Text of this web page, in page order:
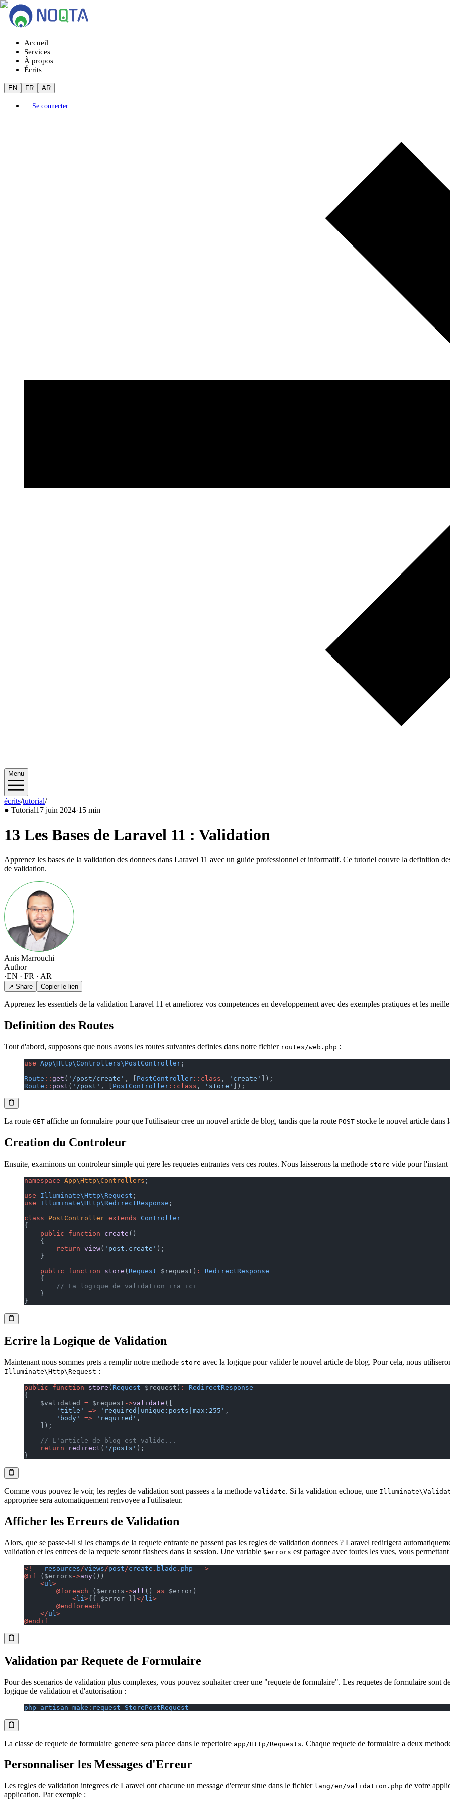
Accueil
Services
À propos
Écrits
EN FR AR
Se connecter
Menu
écrits/tutorial/2024/06
● Tutorial17 juin 2024·15 min
13 Les Bases de Laravel 11 : Validation
Apprenez les bases de la validation des donnees dans Laravel 11 avec un guide professionnel et informatif. Ce tutoriel couvre la definition
de validation.
Anis Marrouchi
Author
·EN · FR · AR
↗ Share Copier le lien
Apprenez les essentiels de la validation Laravel 11 et ameliorez vos competences en developpement avec des exemples pratiques et les
Definition des Routes
Tout d'abord, supposons que nous avons les routes suivantes definies dans notre fichier routes/web.php :
use App\Http\Controllers\PostController ;
Route :: get ( '/post/create' , [ PostController ::class , 'create' ]);
Route :: post ( '/post' , [ PostController ::class , 'store' ]);
La route GET affiche un formulaire pour que l'utilisateur cree un nouvel article de blog, tandis que la route POST stocke le nouvel article dans
Creation du Controleur
Ensuite, examinons un controleur simple qui gere les requetes entrantes vers ces routes. Nous laisserons la methode store vide pour l'instant
namespace App\Http\Controllers ;
use Illuminate\Http\Request ;
use Illuminate\Http\RedirectResponse ;
class PostController extends Controller
{
    public
function create ()
    {
        return
view( 'post.create' );
    }
    public
function store ( Request $request) :
RedirectResponse
    {
        // La logique de validation ira ici
    }
}
Ecrire la Logique de Validation
Maintenant nous sommes prets a remplir notre methode store avec la logique pour valider le nouvel article de blog. Pour cela, nous
Illuminate\Http\Request :
public function store ( Request $request) :
RedirectResponse
{
    $validated
= $request ->validate ([
        'title'
=> 'required|unique:posts|max:255' ,
        'body'
=> 'required' ,
    ]);
    // L'article de blog est valide...
    return
redirect ( '/posts' );
}
Comme vous pouvez le voir, les regles de validation sont passees a la methode validate. Si la validation echoue, une
appropriee sera automatiquement renvoyee a l'utilisateur.
Afficher les Erreurs de Validation
Alors, que se passe-t-il si les champs de la requete entrante ne passent pas les regles de validation donnees ? Laravel redirigera
validation et les entrees de la requete seront flashees dans la session. Une variable $errors est partagee avec toutes les vues, vous
<!-- resources/views/post/create . blade . php -->
@if ($errors ->any())
    <
ul>
        @foreach
($errors ->all () as $error)
            <
li>{{ $error }}</ li>
        @endforeach
    </
ul>
@endif
Validation par Requete de Formulaire
Pour des scenarios de validation plus complexes, vous pouvez souhaiter creer une "requete de formulaire". Les requetes de formulaire sont
logique de validation et d'autorisation :
php artisan make : request StorePostRequest
La classe de requete de formulaire generee sera placee dans le repertoire app/Http/Requests. Chaque requete de formulaire a deux
Personnaliser les Messages d'Erreur
Les regles de validation integrees de Laravel ont chacune un message d'erreur situe dans le fichier lang/en/validation.php de votre
application. Par exemple :